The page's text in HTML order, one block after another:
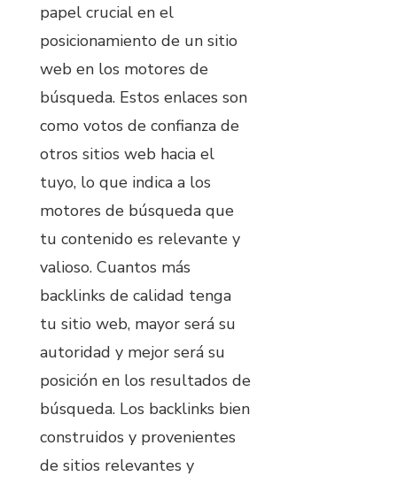
papel crucial en el
posicionamiento de un sitio
web en los motores de
búsqueda. Estos enlaces son
como votos de confianza de
otros sitios web hacia el
tuyo, lo que indica a los
motores de búsqueda que
tu contenido es relevante y
valioso. Cuantos más
backlinks de calidad tenga
tu sitio web, mayor será su
autoridad y mejor será su
posición en los resultados de
búsqueda. Los backlinks bien
construidos y provenientes
de sitios relevantes y